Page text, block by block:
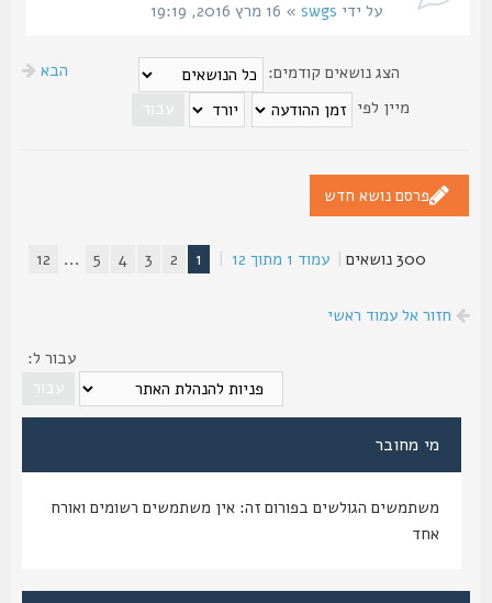
על ידיswgs» 16 מרץ 2016, 19:19
הצג נושאים קודמים:
מיין לפי
פרסם נושא חדש
| עמוד1מתוך12
|
1
5
...
12
חזור אל עמוד ראשי
עבור ל:
מי מחובר
משתמשים הגולשים בפורום זה: אין משתמשים רשומים ואורח